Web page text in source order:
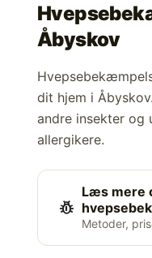
Åbyskov
dit hjem i
andre insekter og
allergikere.
pest_control
Læs mere
Metoder,